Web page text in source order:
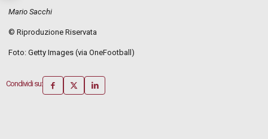
Mario Sacchi
© Riproduzione Riservata
Foto: Getty Images (via OneFootball)
Condividi su: